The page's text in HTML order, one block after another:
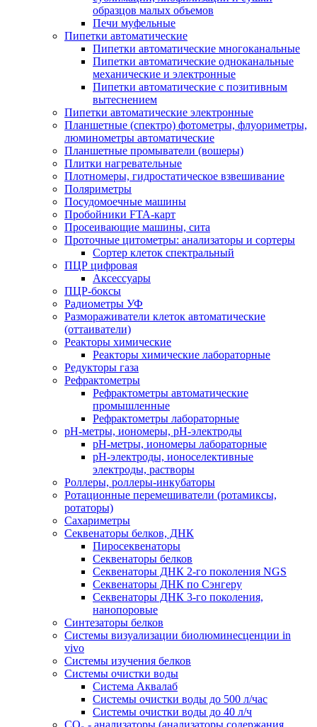
образцов малых объемов
Печи муфельные
Пипетки автоматические
Пипетки автоматические многоканальные
Пипетки автоматические одноканальные
механические и электронные
Пипетки автоматические с позитивным
вытеснением
Пипетки автоматические электронные
Планшетные (спектро) фотометры, флуориметры,
люминометры автоматические
Планшетные промыватели (вошеры)
Плитки нагревательные
Плотномеры, гидростатическое взвешивание
Поляриметры
Посудомоечные машины
Пробойники FTA-карт
Просеивающие машины, сита
Проточные цитометры: анализаторы и сортеры
Сортер клеток спектральный
ПЦР цифровая
Аксессуары
ПЦР-боксы
Радиометры УФ
Размораживатели клеток автоматические
(оттаиватели)
Реакторы химические
Реакторы химические лабораторные
Редукторы газа
Рефрактометры
Рефрактометры автоматические
промышленные
Рефрактометры лабораторные
рН-метры, иономеры, рН-электроды
рН-метры, иономеры лабораторные
рН-электроды, ионоселективные
электроды, растворы
Роллеры, роллеры-инкубаторы
Ротационные перемешиватели (ротамиксы,
ротаторы)
Сахариметры
Секвенаторы белков, ДНК
Пиросеквенаторы
Секвенаторы белков
Секвенаторы ДНК 2-го поколения NGS
Секвенаторы ДНК по Сэнгеру
Секвенаторы ДНК 3-го поколения,
нанопоровые
Синтезаторы белков
Системы визуализации биолюминесценции in
vivo
Системы изучения белков
Системы очистки воды
Система Аквалаб
Системы очистки воды до 500 л/час
Системы очистки воды до 40 л/ч
СО₂ - анализаторы (анализаторы содержания